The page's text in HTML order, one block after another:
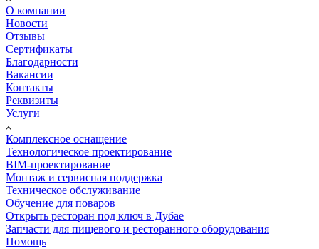
О компании
Новости
Отзывы
Сертификаты
Благодарности
Вакансии
Контакты
Реквизиты
Услуги
Комплексное оснащение
Технологическое проектирование
BIM-проектирование
Монтаж и сервисная поддержка
Техническое обслуживание
Обучение для поваров
Открыть ресторан под ключ в Дубае
Запчасти для пищевого и ресторанного оборудования
Помощь